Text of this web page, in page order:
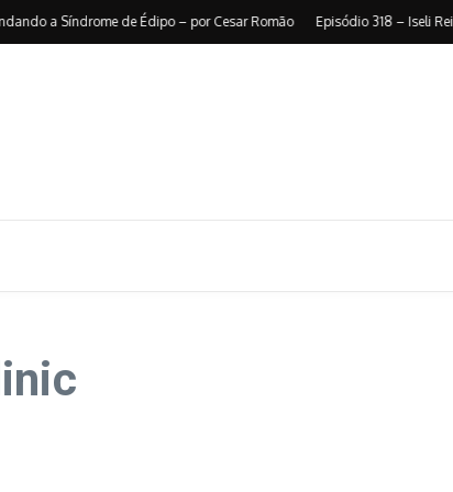
a Síndrome de Édipo – por Cesar Romão Episódio 318 – Iseli Reis